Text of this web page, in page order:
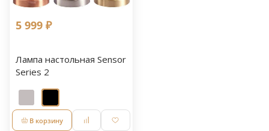
5 999 ₽
Лампа настольная Sensor
Series 2
В корзину